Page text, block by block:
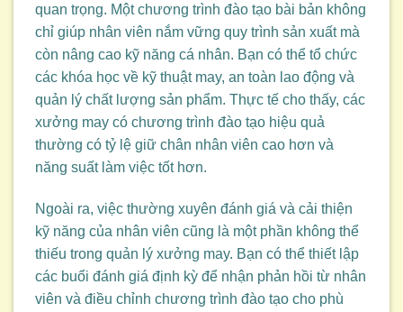
quan trọng. Một chương trình đào tạo bài bản không
chỉ giúp nhân viên nắm vững quy trình sản xuất mà
còn nâng cao kỹ năng cá nhân. Bạn có thể tổ chức
các khóa học về kỹ thuật may, an toàn lao động và
quản lý chất lượng sản phẩm. Thực tế cho thấy, các
xưởng may có chương trình đào tạo hiệu quả
thường có tỷ lệ giữ chân nhân viên cao hơn và
năng suất làm việc tốt hơn.
Ngoài ra, việc thường xuyên đánh giá và cải thiện
kỹ năng của nhân viên cũng là một phần không thể
thiếu trong quản lý xưởng may. Bạn có thể thiết lập
các buổi đánh giá định kỳ để nhận phản hồi từ nhân
viên và điều chỉnh chương trình đào tạo cho phù